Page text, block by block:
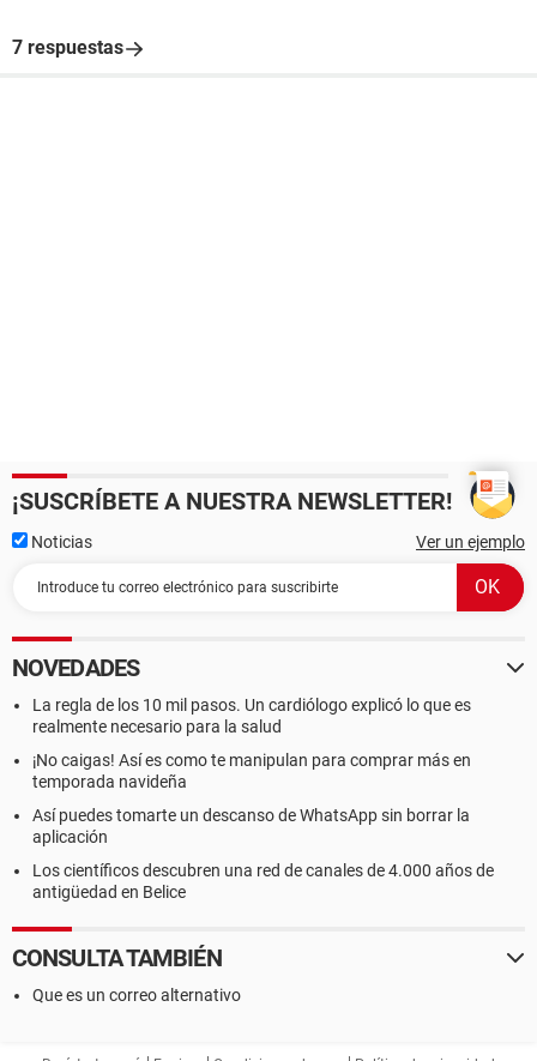
7 respuestas
¡SUSCRÍBETE A NUESTRA NEWSLETTER!
Noticias Ver un ejemplo
NOVEDADES
La regla de los 10 mil pasos. Un cardiólogo explicó lo que es
realmente necesario para la salud
¡No caigas! Así es como te manipulan para comprar más en
temporada navideña
Así puedes tomarte un descanso de WhatsApp sin borrar la
aplicación
Los científicos descubren una red de canales de 4.000 años de
antigüedad en Belice
CONSULTA TAMBIÉN
Que es un correo alternativo